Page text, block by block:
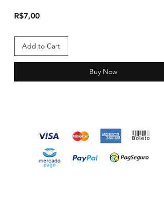
R$7,00Price
Add to Cart
Buy Now